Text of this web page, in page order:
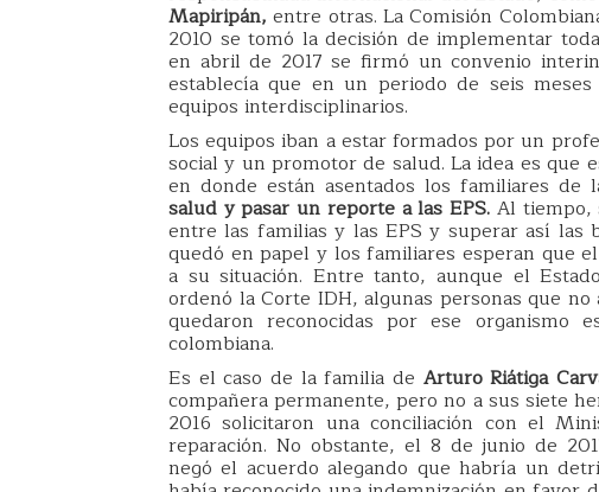
Mapiripán,entre otras. La Comisión
2010 se tomó la decisión de implementar
en abril de 2017 se firmó un convenio
establecía que en un periodo de seis
equipos interdisciplinarios.
Los equipos iban a estar formados por un
social y un promotor de salud. La idea es que
en donde están asentados los familiares de
salud y pasar un reporte a las EPS. Al tiempo,
entre las familias y las EPS y superar así las
quedó en papel y los familiares esperan que
a su situación. Entre tanto, aunque el
ordenó la Corte IDH, algunas personas que
quedaron reconocidas por ese organismo
colombiana.
Es el caso de la familia de Arturo Riátiga
compañera permanente, pero no a sus siete
2016 solicitaron una conciliación con el
reparación. No obstante, el 8 de junio de
negó el acuerdo alegando que habría un